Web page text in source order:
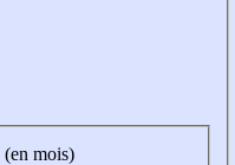
mois)